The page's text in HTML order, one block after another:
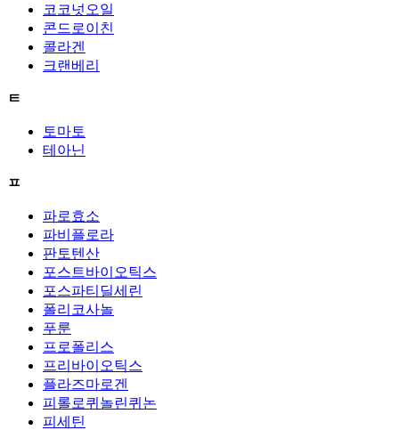
코코넛오일
콘드로이친
콜라겐
크랜베리
ㅌ
토마토
테아닌
ㅍ
파로효소
파비플로라
판토텐산
포스트바이오틱스
포스파티딜세린
폴리코사놀
푸룬
프로폴리스
프리바이오틱스
플라즈마로겐
피롤로퀴놀린퀴논
피세틴